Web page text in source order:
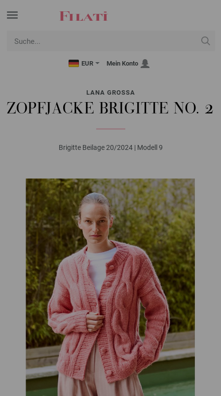
EUR Mein Konto
LANA GROSSA
ZOPFJACKE BRIGITTE NO. 2
Brigitte Beilage 20/2024 | Modell 9